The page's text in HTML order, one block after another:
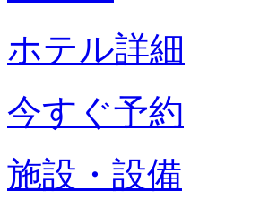
ホテル詳細
今すぐ予約
施設・設備